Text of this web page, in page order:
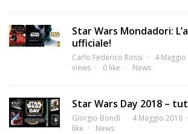
Star Wars Mondadori:
ufficiale!
Carlo Federico Rossi 4 Maggio
views
0 like News
Star Wars Day 2018 –
Giorgio Bondì 4 Maggio 2018
like
News